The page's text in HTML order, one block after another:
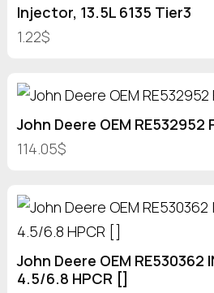
Injector, 13.5L 6135 Tier3
1.22$
John Deere OEM RE532952
114.05$
John Deere OEM RE530362
4.5/6.8 HPCR []